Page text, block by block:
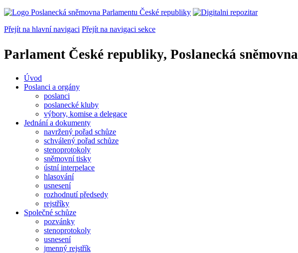
Přejít na hlavní navigaci Přejít na navigaci sekce
Parlament České republiky, Poslanecká sněmovna
Úvod
Poslanci a orgány
poslanci
poslanecké kluby
výbory, komise a delegace
Jednání a dokumenty
navržený pořad schůze
schválený pořad schůze
stenoprotokoly
sněmovní tisky
ústní interpelace
hlasování
usnesení
rozhodnutí předsedy
rejstříky
Společné schůze
pozvánky
stenoprotokoly
usnesení
jmenný rejstřík